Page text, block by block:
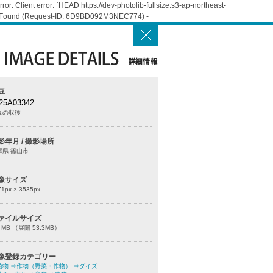
Client error: `HEAD https://dev-photolib-fullsize.s3-ap-northeast-
(Request-ID: 6D9BD092M3NEC774) -
の収穫
年月 / 撮影場所
県 篠山市
サイズ
px × 3535px
イルサイズ
（展開 53.3MB）
登録カテゴリー
物 ⇒作物（野菜・作物）
⇒ダイズ